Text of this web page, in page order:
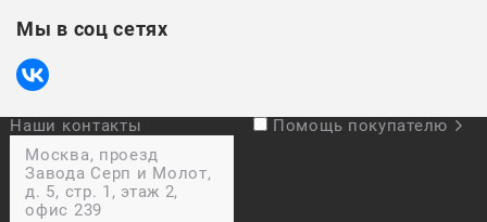
Мы в соц сетях
Наши контакты
Москва, проезд
Завода Серп и Молот,
д. 5, стр. 1, этаж 2,
офис 239
Помощь покупателю